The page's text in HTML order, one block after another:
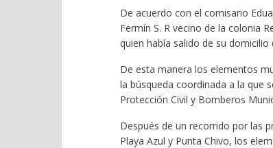
De acuerdo con el comisario
Fermín S. R vecino de la colonia
quien había salido de su
De esta manera los elementos
la búsqueda coordinada a la que
Protección Civil y Bomberos
Después de un recorrido por las
Playa Azul y Punta Chivo, los